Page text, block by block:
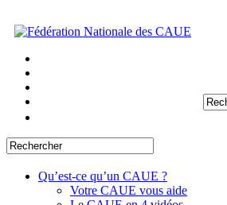
Qu’est-ce qu’un CAUE ?
Votre CAUE vous aide